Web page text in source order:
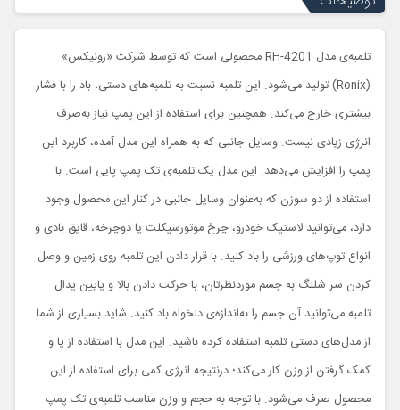
تلمبه‌ی مدل RH-4201 محصولی است که توسط شرکت «رونیکس»
(Ronix)
تولید می‌شود. این تلمبه نسبت به تلمبه‌های دستی، باد را با فشار
بیشتری خارج می‌کند. همچنین برای استفاده از این پمپ نیاز به‌صرف
انرژی زیادی نیست. وسایل جانبی که به همراه این مدل آمده، کاربرد این
پمپ را افزایش می‌دهد. این مدل یک تلمبه‌ی تک پمپ پایی است. با
استفاده از دو سوزن که به‌عنوان وسایل جانبی در کنار این محصول وجود
دارد، می‌توانید لاستیک خودرو، چرخ موتورسیکلت یا دوچرخه، قایق بادی و
انواع توپ‌‌های ورزشی را باد کنید. با قرار دادن این تلمبه روی زمین و وصل
کردن سر شلنگ به جسم موردنظرتان، با حرکت دادن بالا و پایین پدال
تلمبه می‌توانید آن جسم را به‌اندازه‌ی دلخواه باد کنید. شاید بسیاری از شما
از مدل‌های دستی تلمبه استفاده کرده باشید. این مدل با استفاده از پا و
کمک گرفتن از وزن کار می‌کند؛ درنتیجه انرژی کمی برای استفاده از این
محصول صرف می‌شود. با توجه به حجم و وزن مناسب تلمبه‌ی تک پمپ